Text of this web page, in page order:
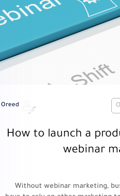
Oreed
How to launch a
webinar
Without webinar marketing,